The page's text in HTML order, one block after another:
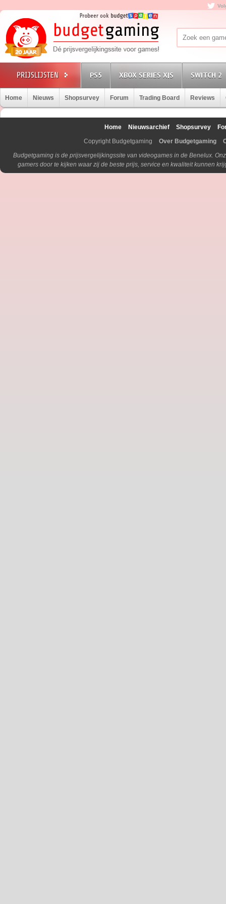
PS5 XBOX SERIES X|S SWITCH 2
Home Nieuws Shopsurvey Forum Trading Board Reviews
Home Nieuwsarchief Shopsurvey
Copyright Budgetgaming
Over Budgetgaming
Budgetgaming is de prijsvergelijkingssite van videogames in de Benelux.
gamers door te kijken waar zij de beste prijs, service en kwaliteit kunnen